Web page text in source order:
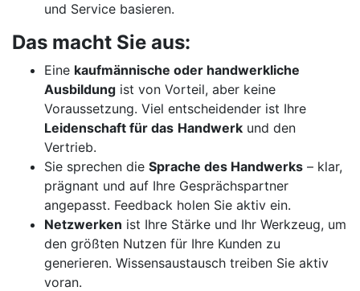
und Service basieren.
Das macht Sie aus:
Eine kaufmännische oder handwerkliche
Ausbildung ist von Vorteil, aber keine
Voraussetzung. Viel entscheidender ist Ihre
Leidenschaft für das Handwerk und den
Vertrieb.
Sie sprechen die Sprache des Handwerks – klar,
prägnant und auf Ihre Gesprächspartner
angepasst. Feedback holen Sie aktiv ein.
Netzwerken ist Ihre Stärke und Ihr Werkzeug, um
den größten Nutzen für Ihre Kunden zu
generieren. Wissensaustausch treiben Sie aktiv
voran.